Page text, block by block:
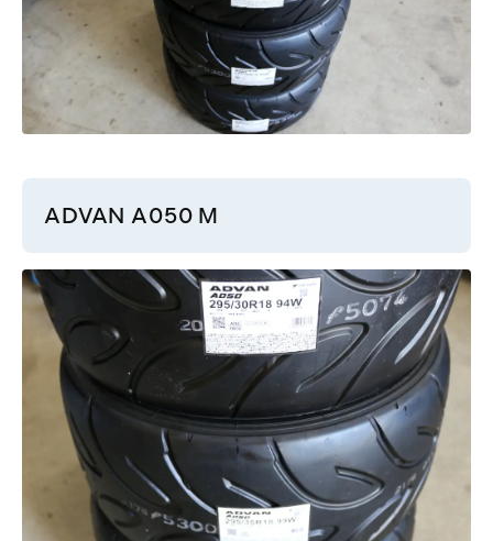
ADVAN A050 M